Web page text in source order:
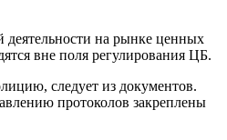
на рынке ценных
вне поля регулирования ЦБ.
следует из документов.
протоколов закреплены